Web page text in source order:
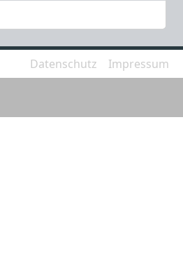
Datenschutz
Impressum